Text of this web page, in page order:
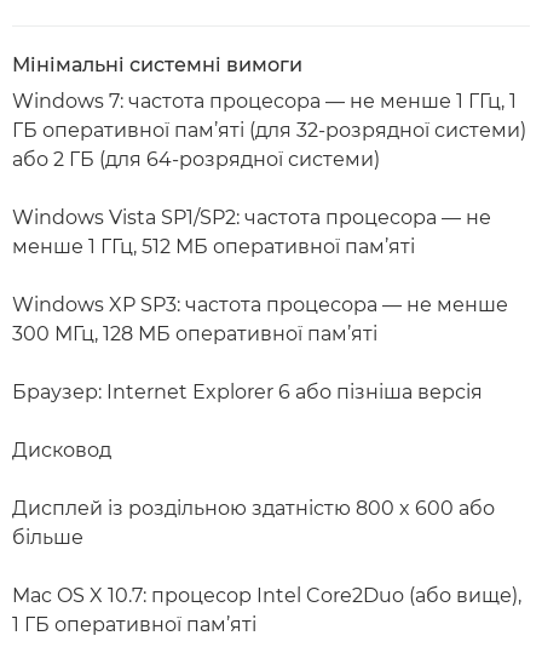
Мінімальні системні вимоги
Windows 7: частота процесора — не менше 1 ГГц, 1
ГБ оперативної пам’яті (для 32-розрядної системи)
або 2 ГБ (для 64-розрядної системи)
Windows Vista SP1/SP2: частота процесора — не
менше 1 ГГц, 512 МБ оперативної пам’яті
Windows XP SP3: частота процесора — не менше
300 МГц, 128 МБ оперативної пам’яті
Браузер: Internet Explorer 6 або пізніша версія
Дисковод
Дисплей із роздільною здатністю 800 x 600 або
більше
Mac OS X 10.7: процесор Intel Core2Duo (або вище),
1 ГБ оперативної пам’яті